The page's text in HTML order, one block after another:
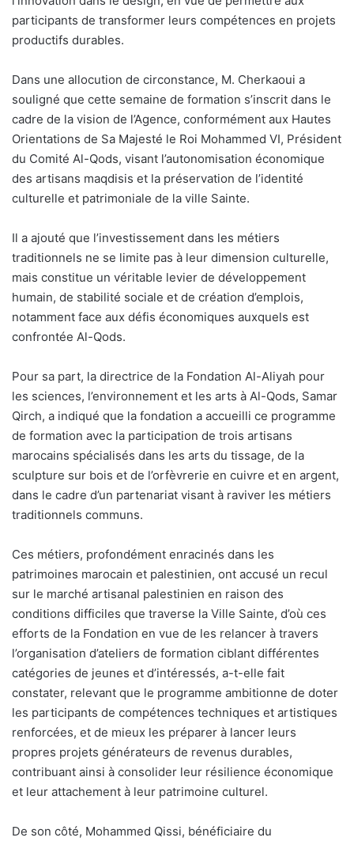
participants de transformer leurs compétences en projets
productifs durables.
Dans une allocution de circonstance, M. Cherkaoui a
souligné que cette semaine de formation s’inscrit dans le
cadre de la vision de l’Agence, conformément aux Hautes
Orientations de Sa Majesté le Roi Mohammed VI, Président
du Comité Al-Qods, visant l’autonomisation économique
des artisans maqdisis et la préservation de l’identité
culturelle et patrimoniale de la ville Sainte.
Il a ajouté que l’investissement dans les métiers
traditionnels ne se limite pas à leur dimension culturelle,
mais constitue un véritable levier de développement
humain, de stabilité sociale et de création d’emplois,
notamment face aux défis économiques auxquels est
confrontée Al-Qods.
Pour sa part, la directrice de la Fondation Al-Aliyah pour
les sciences, l’environnement et les arts à Al-Qods, Samar
Qirch, a indiqué que la fondation a accueilli ce programme
de formation avec la participation de trois artisans
marocains spécialisés dans les arts du tissage, de la
sculpture sur bois et de l’orfèvrerie en cuivre et en argent,
dans le cadre d’un partenariat visant à raviver les métiers
traditionnels communs.
Ces métiers, profondément enracinés dans les
patrimoines marocain et palestinien, ont accusé un recul
sur le marché artisanal palestinien en raison des
conditions difficiles que traverse la Ville Sainte, d’où ces
efforts de la Fondation en vue de les relancer à travers
l’organisation d’ateliers de formation ciblant différentes
catégories de jeunes et d’intéressés, a-t-elle fait
constater, relevant que le programme ambitionne de doter
les participants de compétences techniques et artistiques
renforcées, et de mieux les préparer à lancer leurs
propres projets générateurs de revenus durables,
contribuant ainsi à consolider leur résilience économique
et leur attachement à leur patrimoine culturel.
De son côté, Mohammed Qissi, bénéficiaire du